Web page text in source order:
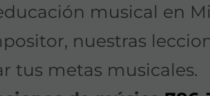
musical en
nuestras
tus metas musicales.